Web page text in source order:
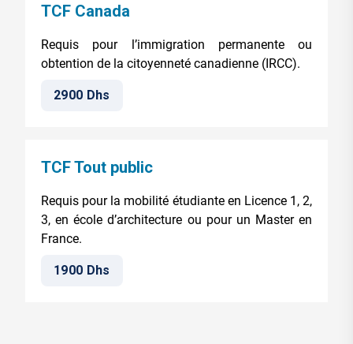
TCF Canada
Requis pour l’immigration permanente ou
obtention de la citoyenneté canadienne (IRCC).
2900 Dhs
TCF Tout public
Requis pour la mobilité étudiante en Licence 1, 2,
3, en école d’architecture ou pour un Master en
France.
1900 Dhs